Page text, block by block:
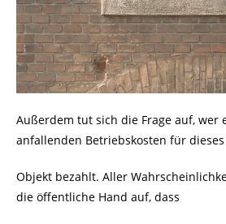
Außerdem tut sich die Frage auf, wer
anfallenden Betriebskosten für dieses
Objekt bezahlt. Aller
die öffentliche Hand auf, dass